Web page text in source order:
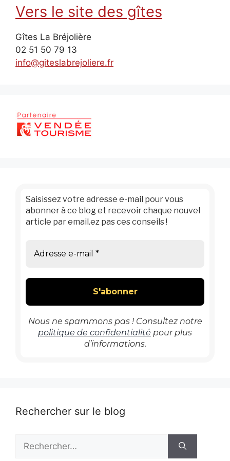
Vers le site des gîtes
Gîtes La Bréjolière
02 51 50 79 13
info@giteslabrejoliere.fr
Saisissez votre adresse e-mail pour vous
abonner à ce blog et recevoir chaque nouvel
article par email.ez pas ces conseils !
Nous ne spammons pas ! Consultez notre
politique de confidentialité pour plus
d’informations.
Rechercher sur le blog